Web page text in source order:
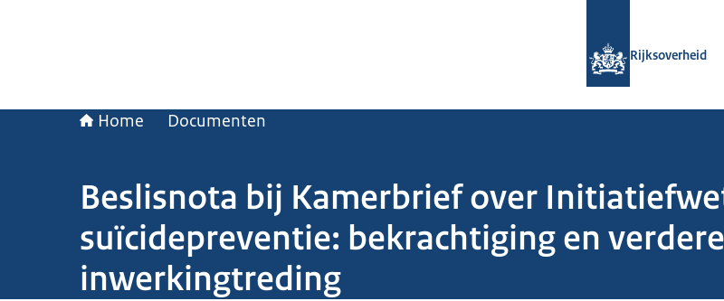
Rijksoverheid
Home Documenten
Beslisnota bij Kamerbrief over
suïcidepreventie: bekrachtiging en
inwerkingtreding